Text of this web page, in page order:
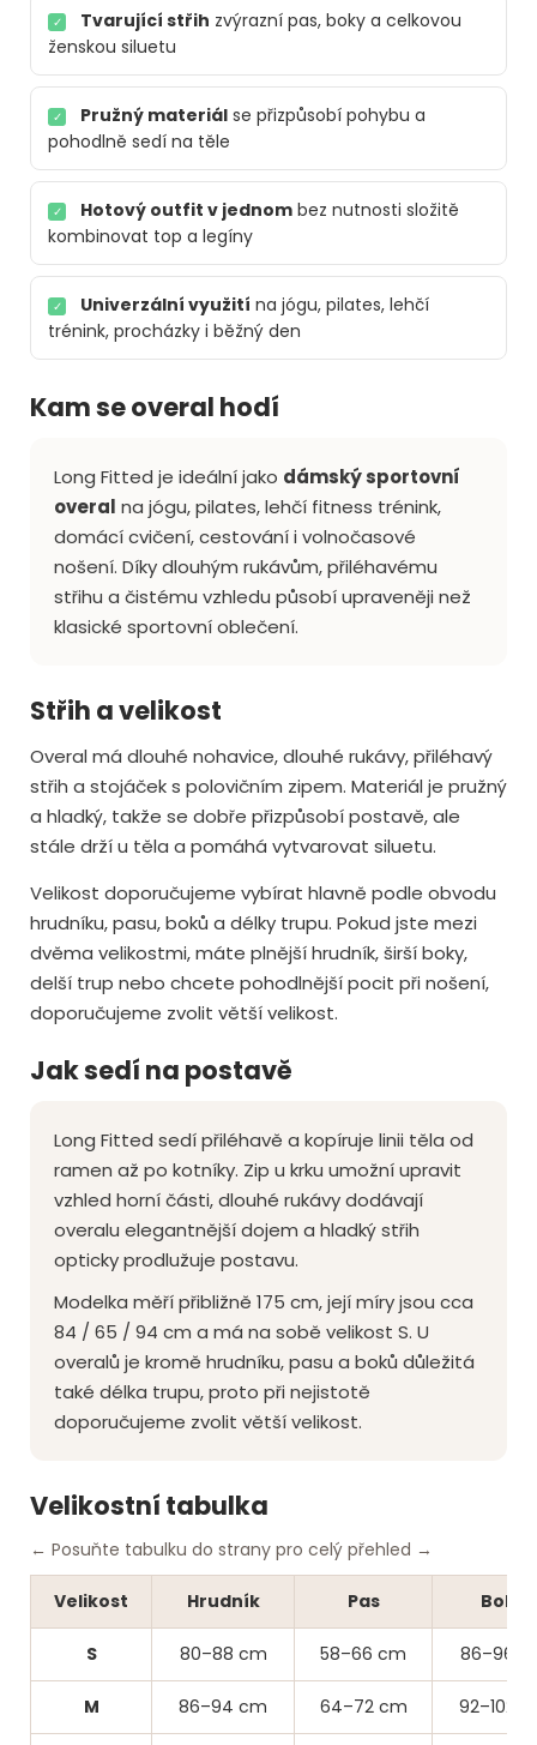
✓ Tvarující střih zvýrazní pas, boky a celkovou
ženskou siluetu
✓ Pružný materiál se přizpůsobí pohybu a
pohodlně sedí na těle
✓ Hotový outfit v jednom bez nutnosti složitě
kombinovat top a legíny
✓ Univerzální využití na jógu, pilates, lehčí
trénink, procházky i běžný den
Kam se overal hodí
Long Fitted je ideální jako dámský sportovní
overal na jógu, pilates, lehčí fitness trénink,
domácí cvičení, cestování i volnočasové
nošení. Díky dlouhým rukávům, přiléhavému
střihu a čistému vzhledu působí upraveněji než
klasické sportovní oblečení.
Střih a velikost
Overal má dlouhé nohavice, dlouhé rukávy, přiléhavý
střih a stojáček s polovičním zipem. Materiál je pružný
a hladký, takže se dobře přizpůsobí postavě, ale
stále drží u těla a pomáhá vytvarovat siluetu.
Velikost doporučujeme vybírat hlavně podle obvodu
hrudníku, pasu, boků a délky trupu. Pokud jste mezi
dvěma velikostmi, máte plnější hrudník, širší boky,
delší trup nebo chcete pohodlnější pocit při nošení,
doporučujeme zvolit větší velikost.
Jak sedí na postavě
Long Fitted sedí přiléhavě a kopíruje linii těla od
ramen až po kotníky. Zip u krku umožní upravit
vzhled horní části, dlouhé rukávy dodávají
overalu elegantnější dojem a hladký střih
opticky prodlužuje postavu.
Modelka měří přibližně 175 cm, její míry jsou cca
84 / 65 / 94 cm a má na sobě velikost S. U
overalů je kromě hrudníku, pasu a boků důležitá
také délka trupu, proto při nejistotě
doporučujeme zvolit větší velikost.
Velikostní tabulka
← Posuňte tabulku do strany pro celý přehled →
Velikost Hrudník Pas Boky
S 80–88 cm 58–66 cm 86–96
M 86–94 cm 64–72 cm 92–102